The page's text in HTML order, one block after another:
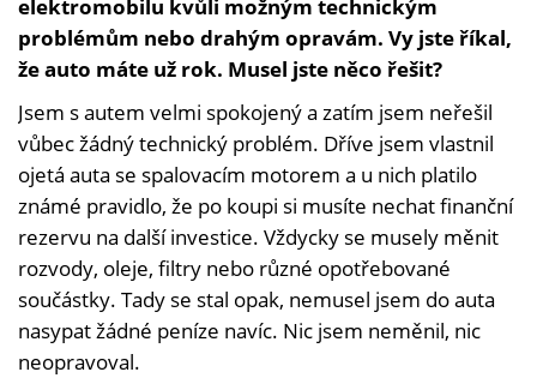
elektromobilu kvůli možným technickým
problémům nebo drahým opravám. Vy jste říkal,
že auto máte už rok. Musel jste něco řešit?
Jsem s autem velmi spokojený a zatím jsem neřešil
vůbec žádný technický problém. Dříve jsem vlastnil
ojetá auta se spalovacím motorem a u nich platilo
známé pravidlo, že po koupi si musíte nechat finanční
rezervu na další investice. Vždycky se musely měnit
rozvody, oleje, filtry nebo různé opotřebované
součástky. Tady se stal opak, nemusel jsem do auta
nasypat žádné peníze navíc. Nic jsem neměnil, nic
neopravoval.